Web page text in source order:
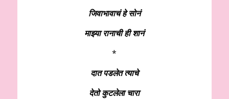
जिवाभावाचं हे सोनं
माझ्या रानाची ही शानं
*
दात पडलेत त्याचे
देतो कुटलेला चारा